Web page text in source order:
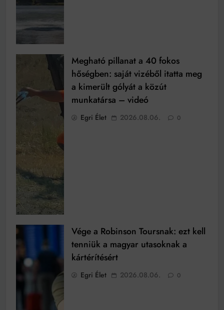
Megható pillanat a 40 fokos
hőségben: saját vizéből itatta meg
a kimerült gólyát a közút
munkatársa – videó
Egri Élet 2026.08.06. 0
Vége a Robinson Toursnak: ezt kell
tenniük a magyar utasoknak a
kártérítésért
Egri Élet 2026.08.06. 0